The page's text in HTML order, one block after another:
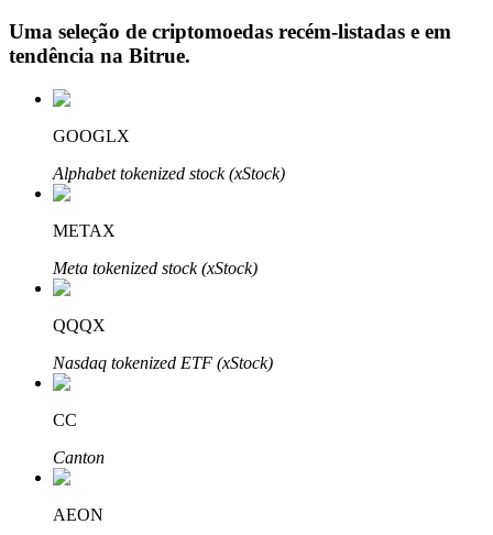
Investimento Automático
Obtenha lucro a longo prazo e interesses flexíveis
Aprenda a apostar
Uma seleção de criptomoedas recém-listadas e em
tendência na Bitrue.
GOOGLX
Alphabet tokenized stock (xStock)
METAX
Meta tokenized stock (xStock)
QQQX
Nasdaq tokenized ETF (xStock)
CC
Canton
AEON